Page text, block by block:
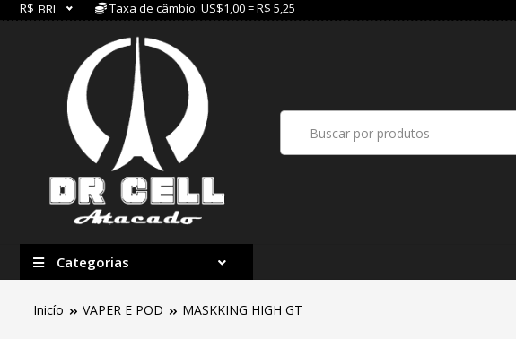
R$ BRL Taxa de câmbio: US$1,00 = R$ 5,25
Categorias
Inicío VAPER E POD MASKKING HIGH GT